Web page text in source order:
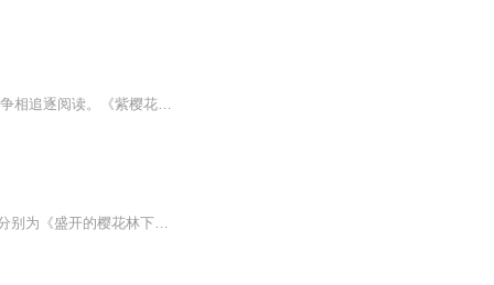
由十九世纪匈牙利才女芭洛妮丝.欧西出版的经典悬念小说《紫樱花》，一面世就被当时各界争相追逐阅读。《紫樱花》以跌宕起伏的情节、动人心魄的悬念引人入胜。作者站在贵族的立场描写了法国大革命，从另一个侧面反映了当时英法复杂的社会关系。
日本战后“无赖派”旗手坂口安吾怪谈•怪奇小说名作集。本书共收入10篇坂口安吾小说名篇，分别为《盛开的樱花林下》《禅僧》《夜长姬与耳男》《闲山》《紫大纳言》5篇怪谈小说，《风博士》《傲慢之眼》《关于不可理解的失恋》《白痴》《替青鬼洗兜裆布的女...